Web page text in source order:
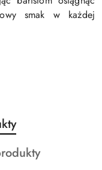
smak w każdej